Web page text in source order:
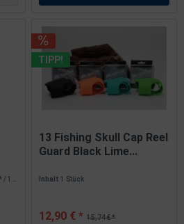
TIPP!
13 Fishing Skull Cap Reel
Guard Black Lime...
Inhalt1 Stück
15,74 € *
12,90 € *